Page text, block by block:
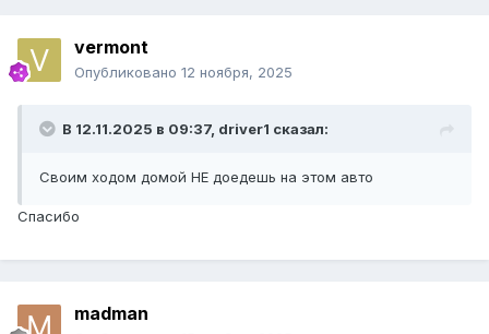
vermont
Опубликовано 12 ноября, 2025
В 12.11.2025 в 09:37, driver1 сказал:
Своим ходом домой НЕ доедешь на этом авто
Спасибо
madman